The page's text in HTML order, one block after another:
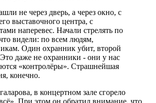
не через дверь, а через окно, с
выставочного центра, с
наперевес. Начали стрелять по
видели: по всем людям,
Один охранник убит, второй
даже не охранники - они у нас
«контролёры». Страшнейшая
конечно.
в концертном зале сгорело
При этом он обратил внимание, что